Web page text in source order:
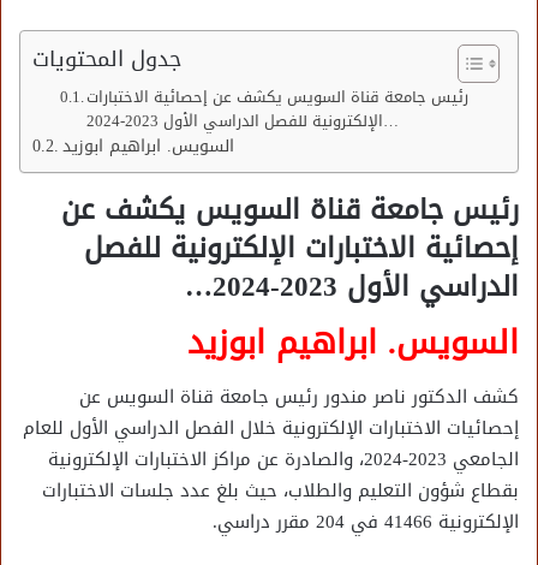
جدول المحتويات
رئيس جامعة قناة السويس يكشف عن إحصائية الاختبارات
الإلكترونية للفصل الدراسي الأول 2023-2024…
رئيس جامعة قناة السويس يكشف عن
إحصائية الاختبارات الإلكترونية للفصل
الدراسي الأول 2023-2024…
السويس. ابراهيم ابوزيد
كشف الدكتور ناصر مندور رئيس جامعة قناة السويس عن
إحصائيات الاختبارات الإلكترونية خلال الفصل الدراسي الأول للعام
الجامعي 2023-2024، والصادرة عن مراكز الاختبارات الإلكترونية
بقطاع شؤون التعليم والطلاب، حيث بلغ عدد جلسات الاختبارات
الإلكترونية 41466 في 204 مقرر دراسي.